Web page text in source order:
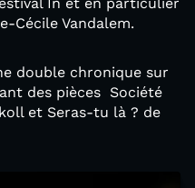
Cécile Vandalem.
double chronique sur
des pièces Société
et Seras-tu là ? de